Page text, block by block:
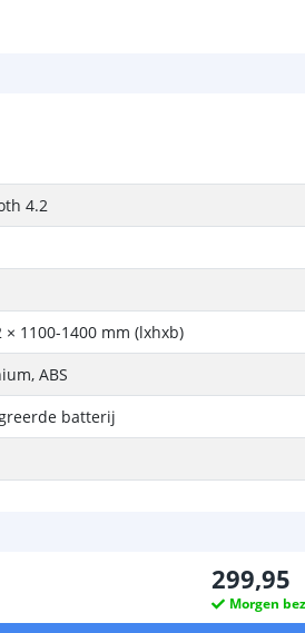
4.2
× 1100-1400 mm (lxhxb)
ABS
batterij
299,95
Morgen